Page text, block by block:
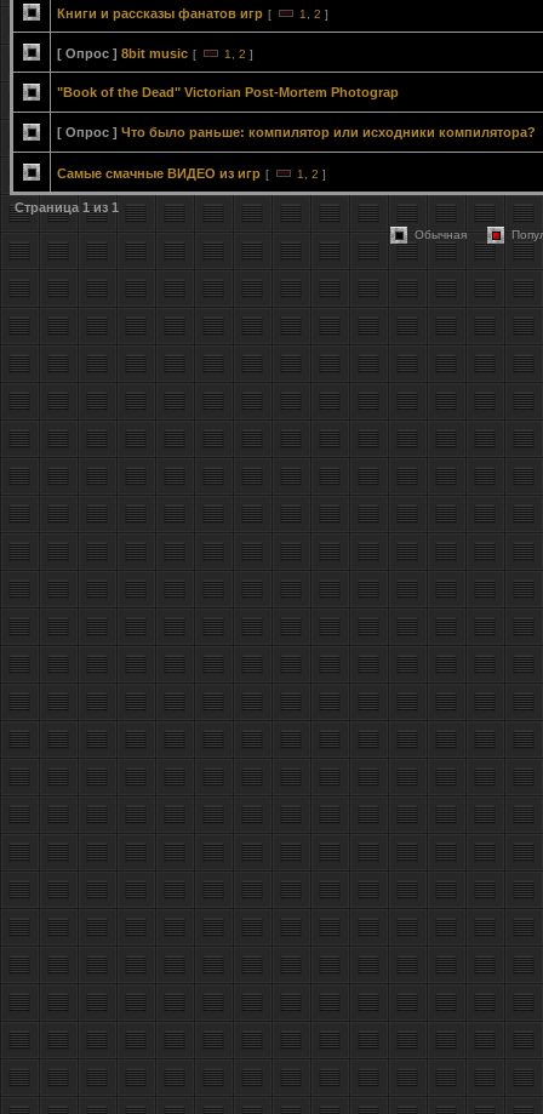
Книги и рассказы фанатов игр [ 1 2 ]
[ Опрос ] 8bit music [ 1 2 ]
"Book of the Dead" Victorian Post-Mortem Photograp
[ Опрос ] Что было раньше: компилятор или исходники компилятора?
Самые смачные ВИДЕО из игр [ 1 2 ]
Страница 1из 1
Обычная